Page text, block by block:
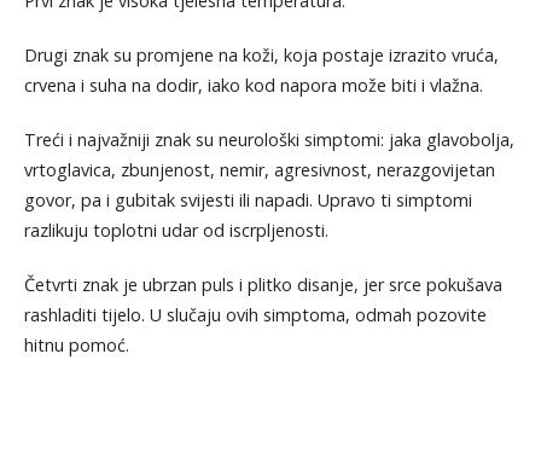
Drugi znak su promjene na koži, koja postaje izrazito vruća,
crvena i suha na dodir, iako kod napora može biti i vlažna.
Treći i najvažniji znak su neurološki simptomi: jaka glavobolja,
vrtoglavica, zbunjenost, nemir, agresivnost, nerazgovijetan
govor, pa i gubitak svijesti ili napadi. Upravo ti simptomi
razlikuju toplotni udar od iscrpljenosti.
Četvrti znak je ubrzan puls i plitko disanje, jer srce pokušava
rashladiti tijelo. U slučaju ovih simptoma, odmah pozovite
hitnu pomoć.